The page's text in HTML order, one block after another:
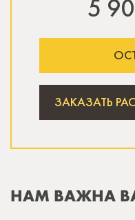
5
ЗАКАЗАТЬ
НАМ ВАЖНА